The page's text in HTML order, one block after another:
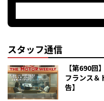
スタッフ通信
【第690回
フランス＆
告】